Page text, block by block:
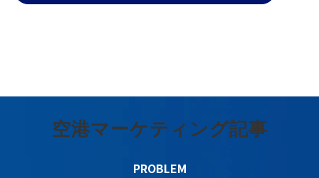
空港マーケティング記事
PROBLEM